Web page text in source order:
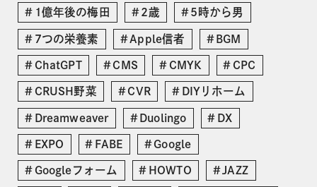
1億年後の梅田 2歳 5時から男
7つの栄養素 Apple信者 BGM
ChatGPT CMS CMYK CPC
CRUSH野菜 CVR DIYリホーム
Dreamweaver Duolingo DX
EXPO FABE Google
Googleフォーム HOWTO JAZZ